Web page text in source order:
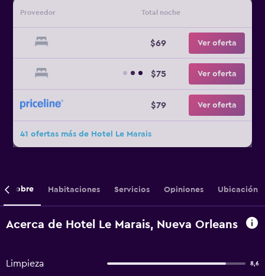
Proveedor Total noche
$69 Ver oferta
$75 Ver oferta
$79 Ver oferta
41 ofertas más de Hotel Le Marais
Sobre Habitaciones Servicios Opiniones Ubicación
Acerca de Hotel Le Marais, Nueva Orleans
Limpieza 8,6